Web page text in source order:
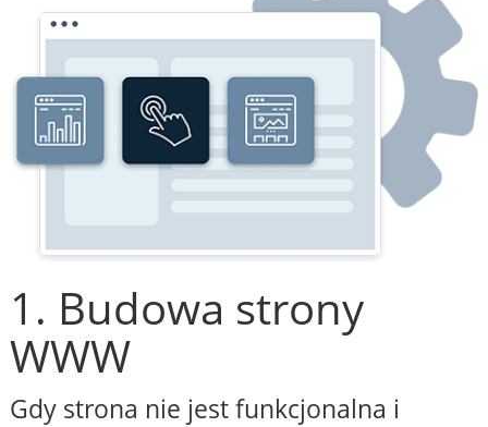
1. Budowa strony
WWW
Gdy strona nie jest funkcjonalna i